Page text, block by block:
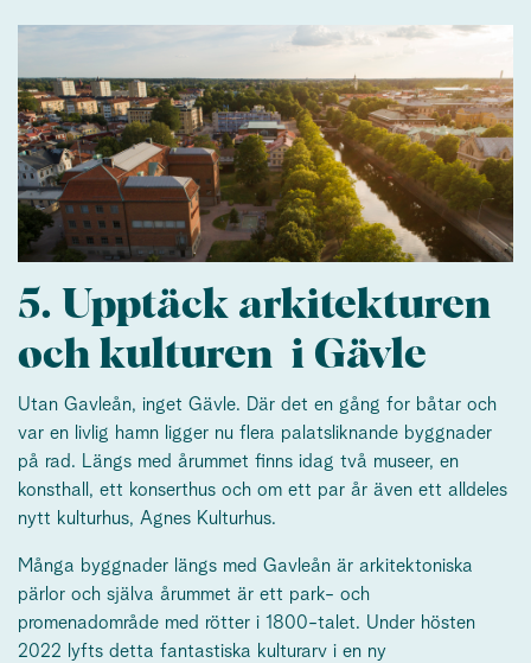
5. Upptäck arkitekturen
och kulturen i Gävle
Utan Gavleån, inget Gävle. Där det en gång for båtar och
var en livlig hamn ligger nu flera palatsliknande byggnader
på rad. Längs med årummet finns idag två museer, en
konsthall, ett konserthus och om ett par år även ett alldeles
nytt kulturhus, Agnes Kulturhus.
Många byggnader längs med Gavleån är arkitektoniska
pärlor och själva årummet är ett park- och
promenadområde med rötter i 1800-talet. Under hösten
2022 lyfts detta fantastiska kulturarv i en ny